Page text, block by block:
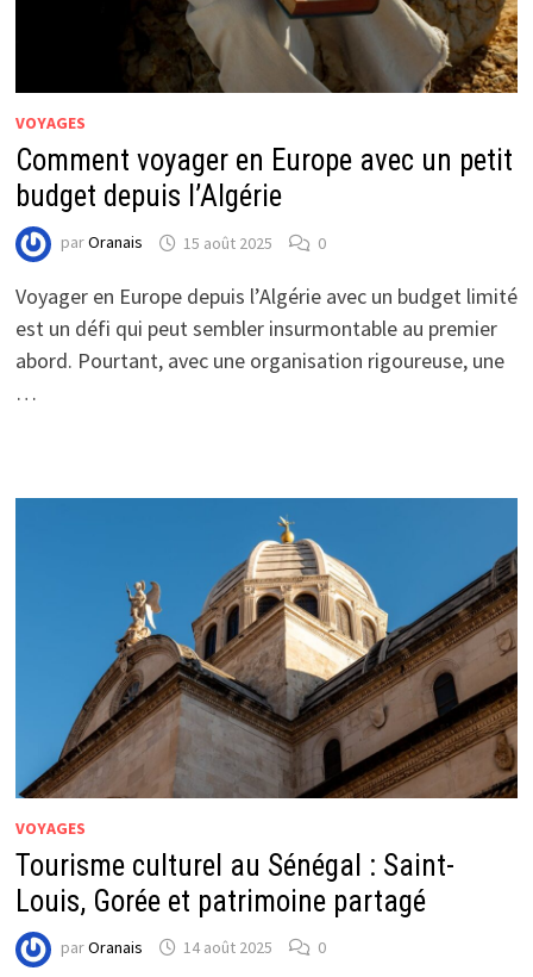
VOYAGES
Comment voyager en Europe avec un petit
budget depuis l’Algérie
parOranais 15 août 2025 0
Voyager en Europe depuis l’Algérie avec un budget limité
est un défi qui peut sembler insurmontable au premier
abord. Pourtant, avec une organisation rigoureuse, une
…
VOYAGES
Tourisme culturel au Sénégal : Saint-
Louis, Gorée et patrimoine partagé
parOranais 14 août 2025 0